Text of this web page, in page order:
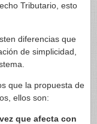
Tributario, esto
diferencias que
de simplicidad,
que la propuesta de
ellos son:
que afecta con